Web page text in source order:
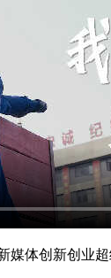
创新创业超级